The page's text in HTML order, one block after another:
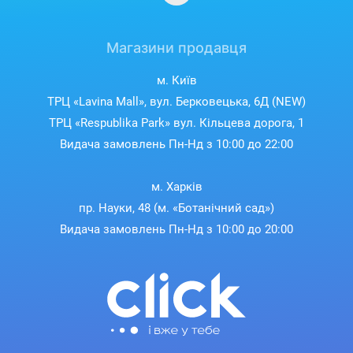
Магазини продавця
м. Київ
ТРЦ «Lavina Mall», вул. Берковецька, 6Д (NEW)
ТРЦ «Respublika Park» вул. Кільцева дорога, 1
Видача замовлень Пн-Нд з 10:00 до 22:00
м. Харків
пр. Науки, 48 (м. «Ботанічний сад»)
Видача замовлень Пн-Нд з 10:00 до 20:00